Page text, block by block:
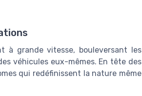
à grande vitesse, bouleversant les
véhicules eux-mêmes. En tête des
qui redéfinissent la nature même